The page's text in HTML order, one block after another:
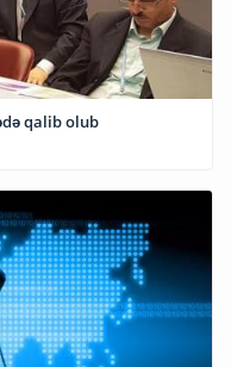
qalib olub